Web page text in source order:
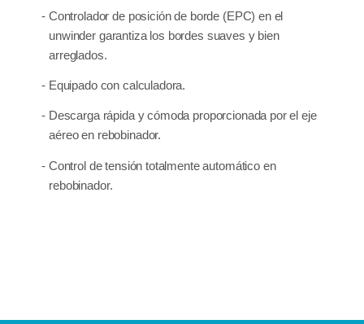
- Controlador de posición de borde (EPC) en el
unwinder garantiza los bordes suaves y bien
arreglados.
- Equipado con calculadora.
- Descarga rápida y cómoda proporcionada por el eje
aéreo en rebobinador.
- Control de tensión totalmente automático en
rebobinador.